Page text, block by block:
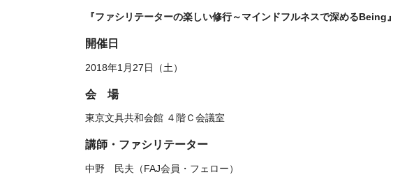
『ファシリテーターの楽しい修行～マインドフルネスで深めるBeing』
開催日
2018年1月27日（土）
会 場
東京文具共和会館 ４階Ｃ会議室
講師・ファシリテーター
中野 民夫（FAJ会員・フェロー）